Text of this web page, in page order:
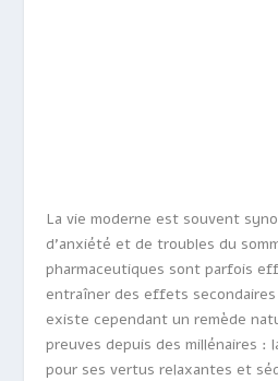
La vie moderne est souvent
d’anxiété et de troubles du
pharmaceutiques sont parfois
entraîner des effets
existe cependant un remède
preuves depuis des millénaires :
pour ses vertus relaxantes et